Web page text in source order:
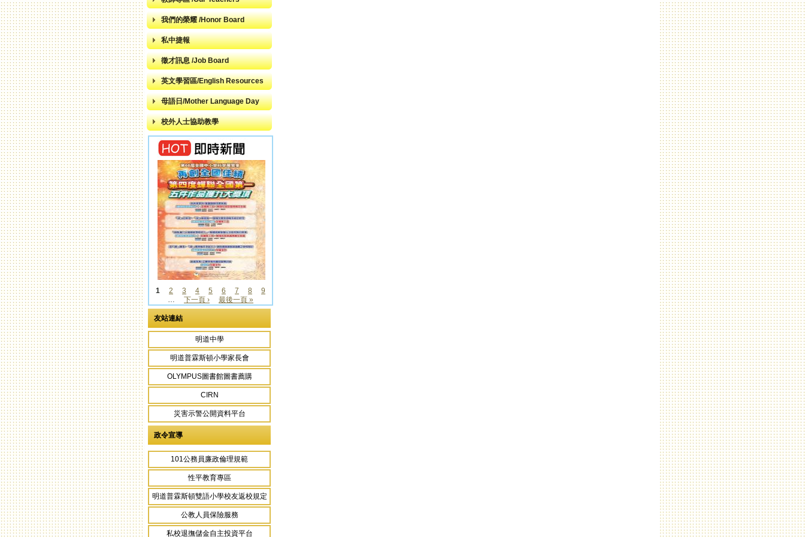
我們的榮耀 /Honor Board
私中捷報
徵才訊息 /Job Board
英文學習區/English Resources
母語日/Mother Language Day
校外人士協助教學
頁面
1 2 3 4 5 6 7 8
9
…
下一頁 › 最後一頁 »
友站連結
明道中學
明道普霖斯頓小學家長會
OLYMPUS圖書館圖書薦購
CIRN
災害示警公開資料平台
政令宣導
101公務員廉政倫理規範
性平教育專區
明道普霖斯頓雙語小學校友返校規定
公教人員保險服務
私校退撫儲金自主投資平台